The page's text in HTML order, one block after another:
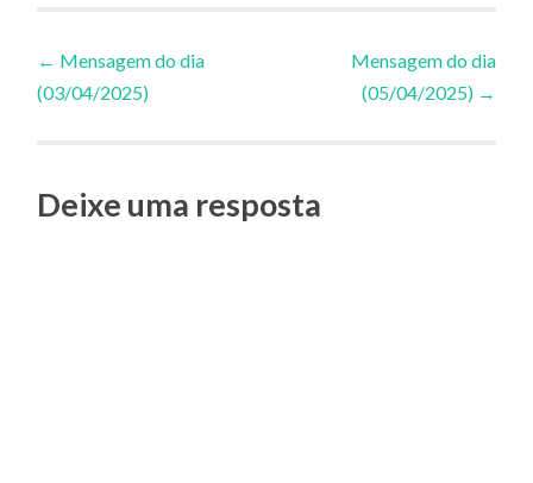
Navegação
de
Posts
← Mensagem do dia
(03/04/2025)
Mensagem do dia
(05/04/2025) →
Deixe uma resposta